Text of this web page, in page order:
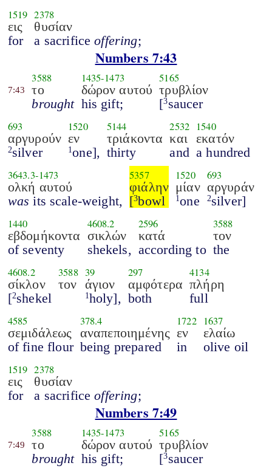
1519
εις
for
2378
θυσίαν
a sacrificeoffering;
Numbers 7:43
7:43
3588
το
brought
1435-1473
δώρον αυτού
his gift;
5165
τρυβλίον
[3saucer
693
αργυρούν
2silver
1520
εν
1 one],
5144
τριάκοντα
thirty
2532
και
and
1540
εκατόν
a hundred
3643.3-1473
ολκή αυτού
was its scale-weight,
5357
φιάλην
[3bowl
1520
μίαν
1 one
693
αργυράν
2silver]
1440
εβδομήκοντα
of seventy
4608.2
σικλών
shekels,
2596
κατά
according to
3588
τον
the
4608.2
σίκλον
[2shekel
3588
τον
39
άγιον
1 holy],
297
αμφότερα
both
4134
πλήρη
full
4585
σεμιδάλεως
of fine flour
378.4
αναπεποιημένης
being prepared
1722
εν
in
1637
ελαίω
olive oil
1519
εις
for
2378
θυσίαν
a sacrificeoffering;
Numbers 7:49
7:49
3588
το
brought
1435-1473
δώρον αυτού
his gift;
5165
τρυβλίον
[3saucer